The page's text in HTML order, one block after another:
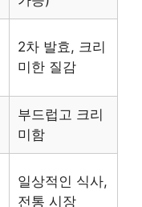
2차 발효, 크리
미한 질감
부드럽고 크리
미함
일상적인 식사,
전통 시장